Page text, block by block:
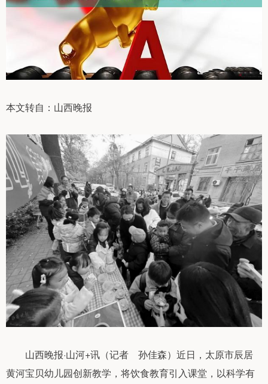
本文转自：山西晚报
山西晚报·山河+讯（记者 孙佳森）近日，太原市辰居
黄河宝贝幼儿园创新教学，将饮食教育引入课堂，以科学有